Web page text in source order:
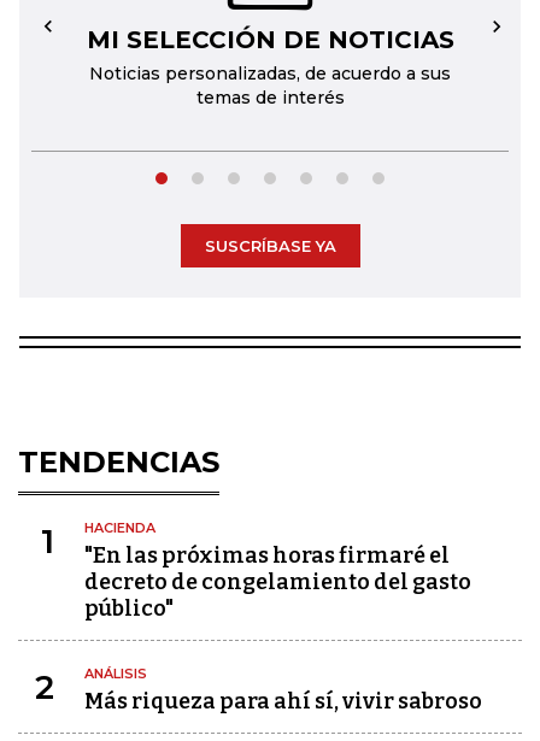
MI SELECCIÓN DE NOTICIAS
Noticias personalizadas, de acuerdo a sus
temas de interés
← →
SUSCRÍBASE YA
TENDENCIAS
1 HACIENDA
"En las próximas horas firmaré el
decreto de congelamiento del gasto
público"
2 ANÁLISIS
Más riqueza para ahí sí, vivir sabroso